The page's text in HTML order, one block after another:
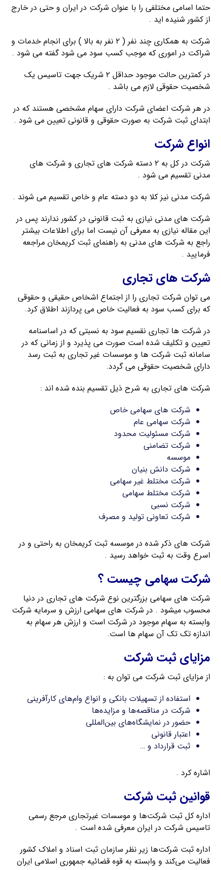
حتما اسامی مختلفی را با عنوان شرکت در ایران و حتی در خارج
از کشور شنیده اید .
شرکت به همکاری چند نفر ( ۲ نفر به بالا ) برای انجام خدمات و
شراکت در اموری که موجب کسب سود می شود گفته می شود .
در کمترین حالت موجود حداقل ۲ شریک جهت تاسیس یک
شخصیت حقوقی لازم می باشد .
در هر شرکت اعضای شرکت دارای سهام مشخصی هستند که در
ابتدای ثبت شرکت به صورت حقوقی و قانونی تعیین می شود .
انواع شرکت
شرکت در کل به ۲ دسته شرکت های تجاری و شرکت های
مدنی تقسیم می شود .
شرکت مدنی نیز کلا به دو دسته عام و خاص تقسیم می شوند .
شرکت های مدنی نیازی به ثبت قانونی در کشور ندارند پس در
این مقاله نیازی به معرفی آن نیست اما برای اطلاعات بیشتر
راجع به شرکت های مدنی به راهنمای ثبت کریمخان مراجعه
فرمایید .
شرکت های تجاری
می توان شرکت تجاری را از اجتماع اشخاص حقیقی و حقوقی
که برای کسب سود به فعالیت خاص می پردازند اطلاق کرد.
در شرکت ها تجاری نقسیم سود به نسبتی که در اساسنامه
تعیین و تکلیف شده است صورت می پذیرد و از زمانی که در
سامانه ثبت شرکت ها و موسسات غیر تجاری به ثبت رسد
دارای شخصیت حقوقی می گردد.
شرکت های تجاری به شرح ذیل تقسیم بنده شده اند :
شرکت های سهامی خاص
شرکت سهامی عام
شرکت مسئولیت محدود
شرکت تضامنی
موسسه
شرکت دانش بنیان
شرکت مختلط غیر سهامی
شرکت مختلط سهامی
شرکت نسبی
شرکت تعاونی تولید و مصرف
شرکت های ذکر شده در موسسه ثبت کریمخان به راحتی و در
اسرع وقت به ثبت خواهد رسید .
شرکت سهامی چیست ؟
شرکت های سهامی بزرگترین نوع شرکت های تجاری در دنیا
محسوب میشود . در شرکت های سهامی ارزش و سرمایه شرکت
وابسته به سهام موجود در شرکت است و ارزش هر سهام به
اندازه تک تک آن سهام ها است.
مزایای ثبت شرکت
از مزایای ثبت شرکت می توان به :
استفاده از تسهیلات بانکی و انواع وام‌های کارآفرینی
شرکت در مناقصه‌ها و مزایده‌ها
حضور در نمایشگاه‌های بین‌المللی
اعتبار قانونی
ثبت قرارداد و …
اشاره کرد .
قوانین ثبت شرکت
اداره کل ثبت شرکت‌ها و موسسات غیرتجاری مرجع رسمی
تاسیس شرکت در ایران معرفی شده است .
اداره ثبت شرکت‌ها زیر نظر سازمان ثبت اسناد و املاک کشور
فعالیت می‌کند و وابسته به قوه قضائیه جمهوری اسلامی ایران